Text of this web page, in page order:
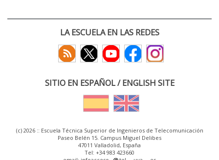
LA ESCUELA EN LAS REDES
SITIO EN ESPAÑOL / ENGLISH SITE
(c) 2026 :: Escuela Técnica Superior de Ingenieros de Telecomunicación
Paseo Belén 15. Campus Miguel Delibes
47011 Valladolid, España
Tel: +34 983 423660